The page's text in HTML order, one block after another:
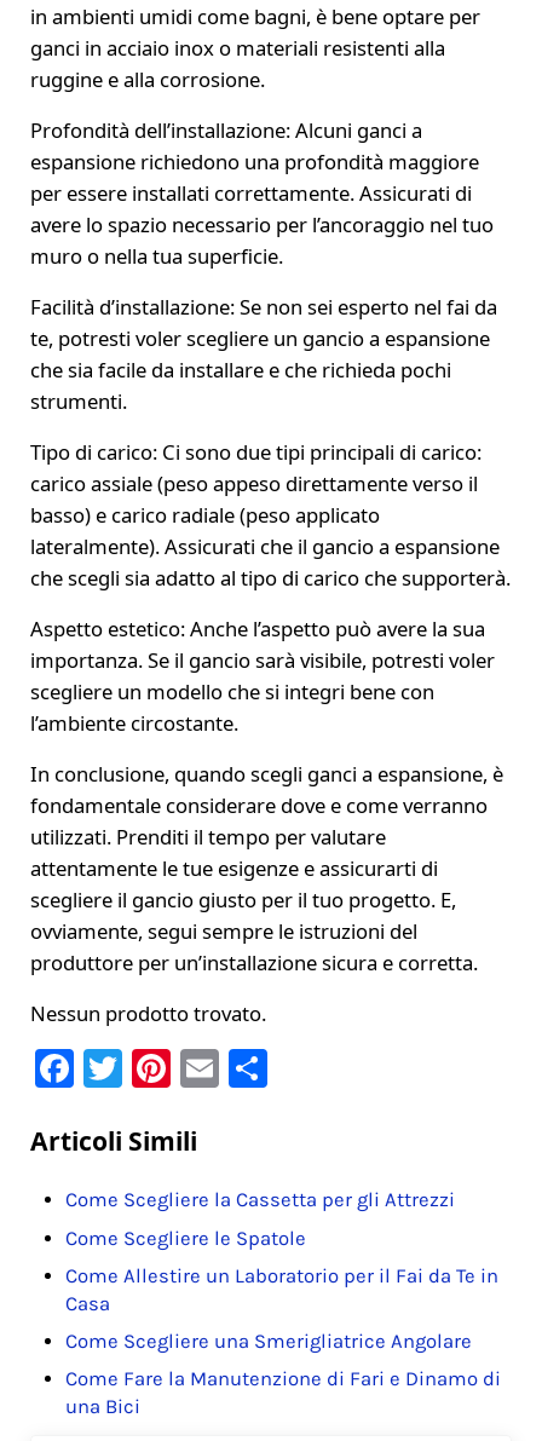
in ambienti umidi come bagni, è bene optare per
ganci in acciaio inox o materiali resistenti alla
ruggine e alla corrosione.
Profondità dell’installazione: Alcuni ganci a
espansione richiedono una profondità maggiore
per essere installati correttamente. Assicurati di
avere lo spazio necessario per l’ancoraggio nel tuo
muro o nella tua superficie.
Facilità d’installazione: Se non sei esperto nel fai da
te, potresti voler scegliere un gancio a espansione
che sia facile da installare e che richieda pochi
strumenti.
Tipo di carico: Ci sono due tipi principali di carico:
carico assiale (peso appeso direttamente verso il
basso) e carico radiale (peso applicato
lateralmente). Assicurati che il gancio a espansione
che scegli sia adatto al tipo di carico che supporterà.
Aspetto estetico: Anche l’aspetto può avere la sua
importanza. Se il gancio sarà visibile, potresti voler
scegliere un modello che si integri bene con
l’ambiente circostante.
In conclusione, quando scegli ganci a espansione, è
fondamentale considerare dove e come verranno
utilizzati. Prenditi il tempo per valutare
attentamente le tue esigenze e assicurarti di
scegliere il gancio giusto per il tuo progetto. E,
ovviamente, segui sempre le istruzioni del
produttore per un’installazione sicura e corretta.
Nessun prodotto trovato.
F
c
e
b
o
o
k
T
it
te
r
Pi
er
e
st
E
l
C
di
vi
di
Articoli Simili
Come Scegliere la Cassetta per gli Attrezzi
Come Scegliere le Spatole
Come Allestire un Laboratorio per il Fai da Te in
Casa
Come Scegliere una Smerigliatrice Angolare
Come Fare la Manutenzione di Fari e Dinamo di
una Bici